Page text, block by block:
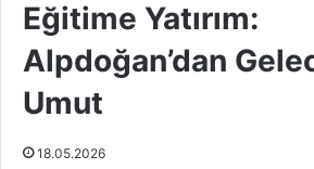
Eğitime Yatırım:
Alpdoğan’dan
Umut
18.05.2026